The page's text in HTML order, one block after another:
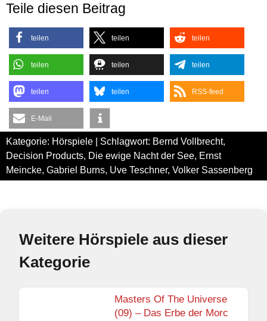
Teile diesen Beitrag
teilen teilen teilen
teilen teilen teilen
teilen teilen RSS-feed
E-Mail
Kategorie: Hörspiele | Schlagwort: Bernd Vollbrecht,
Decision Products, Die ewige Nacht der See, Ernst
Meincke, Gabriel Burns, Uve Teschner, Volker Sassenberg
Weitere Hörspiele aus dieser
Kategorie
Masters Of The Universe
(09) – Das Erbe der Morc